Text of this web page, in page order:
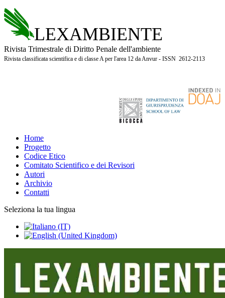
LEXAMBIENTE
Rivista Trimestrale di Diritto Penale dell'ambiente
Rivista classificata scientifica e di classe A per l'area 12 da Anvur - ISSN 2612-2113
Home
Progetto
Codice Etico
Comitato Scientifico e dei Revisori
Autori
Archivio
Contatti
Seleziona la tua lingua